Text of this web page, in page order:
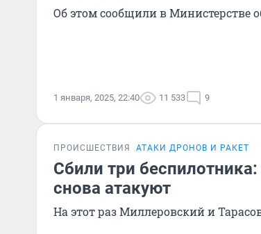
Об этом сообщили в Министерстве
1 января, 2025, 22:40 11 533 9
ПРОИСШЕСТВИЯ АТАКИ ДРОНОВ И РАКЕТ
Сбили три
снова атакуют
На этот раз Миллеровский и